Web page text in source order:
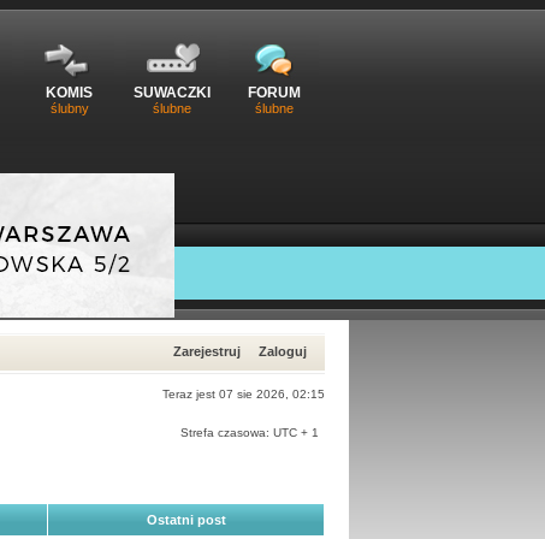
KOMIS
ślubny
SUWACZKI
ślubne
FORUM
ślubne
Zarejestruj Zaloguj
Teraz jest 07 sie 2026, 02:15
Strefa czasowa: UTC + 1
Ostatni post